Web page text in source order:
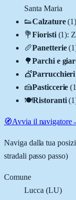
Santa Maria
👟Calzature (1)
💐Fioristi (1):
🥖Panetterie (1
🌳Parchi e
💇Parrucchieri
🍰Pasticcerie (
🍽️Ristoranti (1
🧭Avvia il navigatore
Naviga dalla tua
stradali passo passo)
Comune
Lucca (LU)